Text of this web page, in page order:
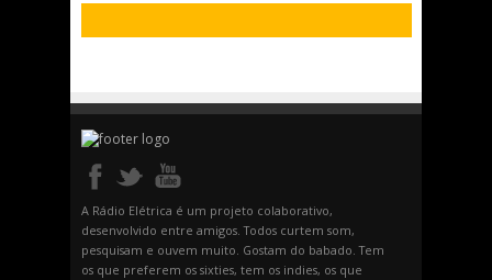
A Rádio Elétrica é um projeto colaborativo,
desenvolvido entre amigos. Todos curtem som,
pesquisam e ouvem muito. Gostam do babado. Tem
os que preferem os sixties, tem os indies, os que